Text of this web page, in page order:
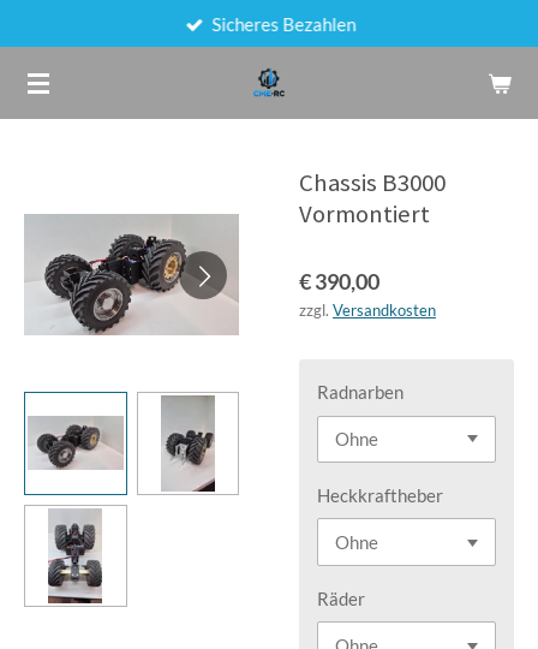
Hauptinhalt
springen
Sicheres Bezahlen
Chassis B3000
Vormontiert
€ 390,00
zzgl. Versandkosten
Radnarben
Heckkraftheber
Räder